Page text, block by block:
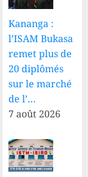
Kananga :
l’ISAM Bukasa
remet plus de
20 diplômés
sur le marché
de l’…
7 août 2026